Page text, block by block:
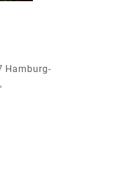
Hamburg-